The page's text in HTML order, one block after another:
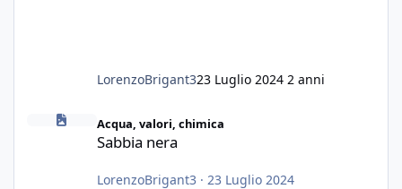
LorenzoBrigant323 Luglio 2024 2 anni
Sabbia nera
Acqua, valori, chimica
Sabbia nera
LorenzoBrigant3 · 23 Luglio 2024